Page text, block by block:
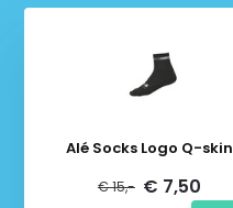
Alé Socks Logo Q-skin
€ 15,- € 7,50